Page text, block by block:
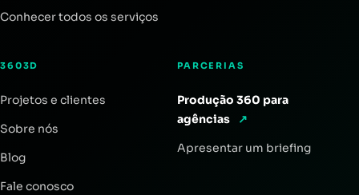
Conhecer todos os serviços
3603D
Projetos e clientes
Sobre nós
Blog
Fale conosco
PARCERIAS
Produção 360 para
agências
↗
Apresentar um briefing